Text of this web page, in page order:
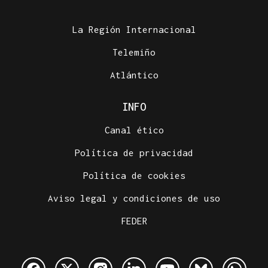
La Región Internacional
Telemiño
Atlántico
INFO
Canal ético
Política de privacidad
Política de cookies
Aviso legal y condiciones de uso
FEDER